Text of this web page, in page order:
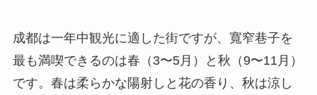
成都は一年中観光に適した街ですが、寬窄巷子を
最も満喫できるのは春（3〜5月）と秋（9〜11月）
です。春は柔らかな陽射しと花の香り、秋は涼し